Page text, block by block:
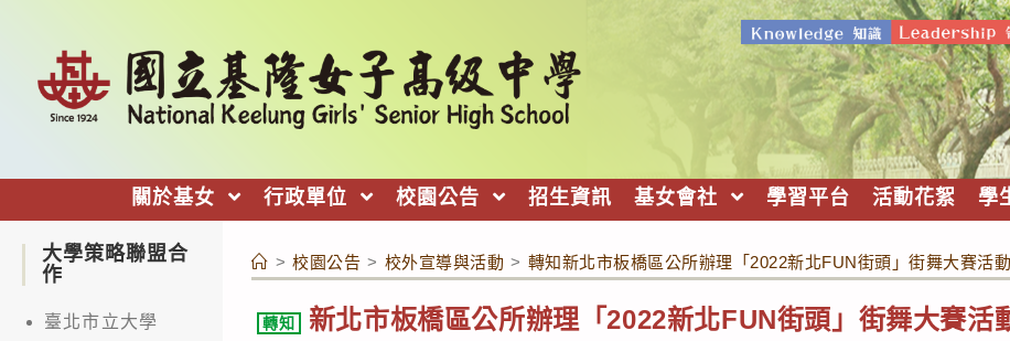
關於基女 行政單位 校園公告 招生資訊 基女會社 學習平台 活動花絮 學
> 校園公告 > 校外宣導與活動 > 轉知新北市板橋區公所辦理「2022新北FUN街頭」街舞大賽活動
轉知 新北市板橋區公所辦理「2022新北FUN街頭」街舞大賽活
大學策略聯盟合
作
臺北市立大學